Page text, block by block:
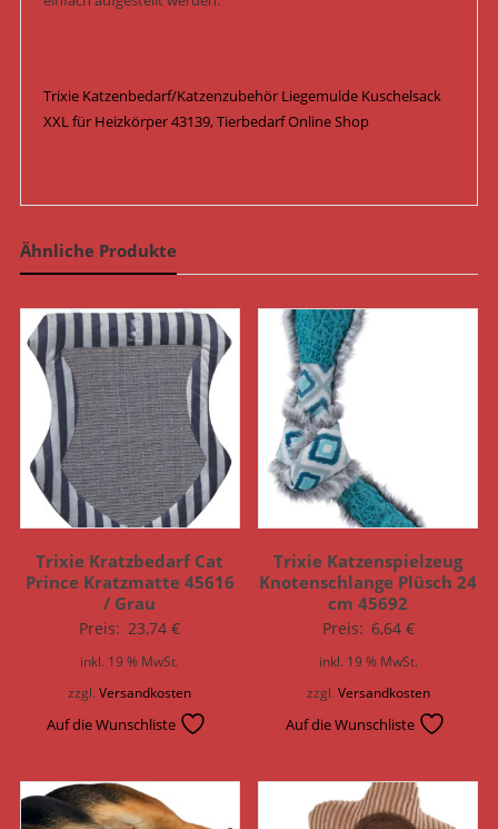
Trixie Katzenbedarf/Katzenzubehör Liegemulde Kuschelsack
XXL für Heizkörper 43139, Tierbedarf Online Shop
Ähnliche Produkte
Trixie Kratzbedarf Cat
Prince Kratzmatte 45616
/ Grau
Preis: 23,74€
inkl. 19 % MwSt.
zzgl.Versandkosten
Auf die Wunschliste
Trixie Katzenspielzeug
Knotenschlange Plüsch 24
cm 45692
Preis: 6,64 €
inkl. 19 % MwSt.
zzgl. Versandkosten
Auf die Wunschliste